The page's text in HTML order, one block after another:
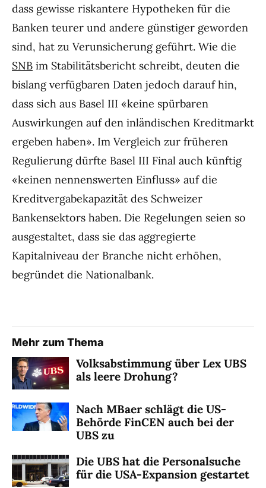
dass gewisse riskantere Hypotheken für die
Banken teurer und andere günstiger geworden
sind, hat zu Verunsicherung geführt. Wie die
SNB im Stabilitätsbericht schreibt, deuten die
bislang verfügbaren Daten jedoch darauf hin,
dass sich aus Basel III «keine spürbaren
Auswirkungen auf den inländischen Kreditmarkt
ergeben haben». Im Vergleich zur früheren
Regulierung dürfte Basel III Final auch künftig
«keinen nennenswerten Einfluss» auf die
Kreditvergabekapazität des Schweizer
Bankensektors haben. Die Regelungen seien so
ausgestaltet, dass sie das aggregierte
Kapitalniveau der Branche nicht erhöhen,
begründet die Nationalbank.
Mehr zum Thema
Volksabstimmung über Lex UBS
als leere Drohung?
Nach MBaer schlägt die US-
Behörde FinCEN auch bei der
UBS zu
Die UBS hat die Personalsuche
für die USA-Expansion gestartet